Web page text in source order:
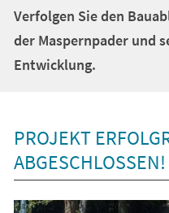
Verfolgen Sie den
der Maspernpader und
Entwicklung.
PROJEKT
ABGESCHLOSSEN!